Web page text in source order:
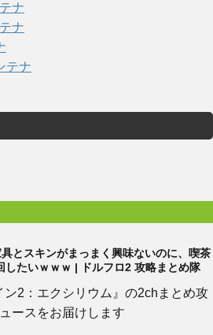
ナ
ナ
テナ
とスキンがまっまく興味ないのに、喫茶
したいｗｗｗ | ドルフロ2 攻略まとめ隊
ン2：エクシリウム』の2chまとめ攻
ースをお届けします